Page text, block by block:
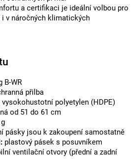
a certifikaci je ideální volbou pro
v náročných klimatických
B-WR
přilba
vysokohustotní polyetylen (HDPE)
od 51 do 61 cm
pásky jsou k zakoupení samostatně
plastový pásek s posuvníkem
ventilační otvory (přední a zadní